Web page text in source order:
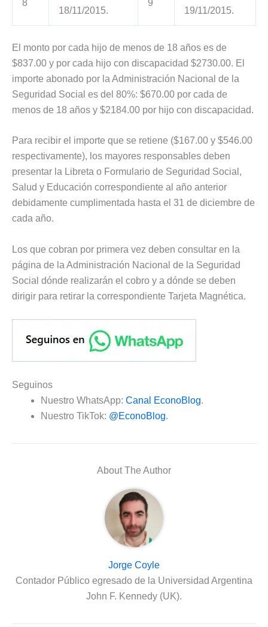
8
18/11/2015.
9
19/11/2015.
El monto por cada hijo de menos de 18 años es de
$837.00 y por cada hijo con discapacidad $2730.00. El
importe abonado por la Administración Nacional de la
Seguridad Social es del 80%: $670.00 por cada de
menos de 18 años y $2184.00 por hijo con discapacidad.
Para recibir el importe que se retiene ($167.00 y $546.00
respectivamente), los mayores responsables deben
presentar la Libreta o Formulario de Seguridad Social,
Salud y Educación correspondiente al año anterior
debidamente cumplimentada hasta el 31 de diciembre de
cada año.
Los que cobran por primera vez deben consultar en la
página de la Administración Nacional de la Seguridad
Social dónde realizarán el cobro y a dónde se deben
dirigir para retirar la correspondiente Tarjeta Magnética.
Seguinos
Nuestro WhatsApp: Canal EconoBlog.
Nuestro TikTok: @EconoBlog.
About The Author
Jorge Coyle
Contador Público egresado de la Universidad Argentina
John F. Kennedy (UK).